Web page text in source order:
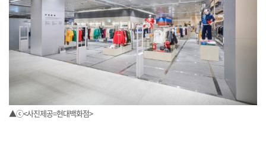
▲ⓒ<사진제공=현대백화점>